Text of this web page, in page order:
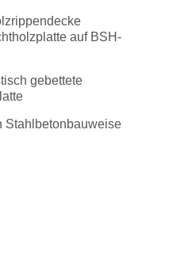
auf BSH-
gebettete
Stahlbetonbauweise